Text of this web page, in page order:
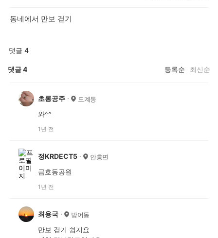
동네에서 만보 걷기
댓글 4
댓글4 등록순 최신순
초롱공주 도계동
와^^
1년 전
정KRDECT5 안흥면
금호동공원
1년 전
최용국 방어동
만보 걷기 쉽지요